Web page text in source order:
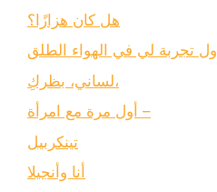
هل كان هزازًا؟
أول تجربة لي في الهواء الطلق
لساني، بظركِ،
أول مرة مع امرأة –
تينكربيل
أنا وأنجيلا